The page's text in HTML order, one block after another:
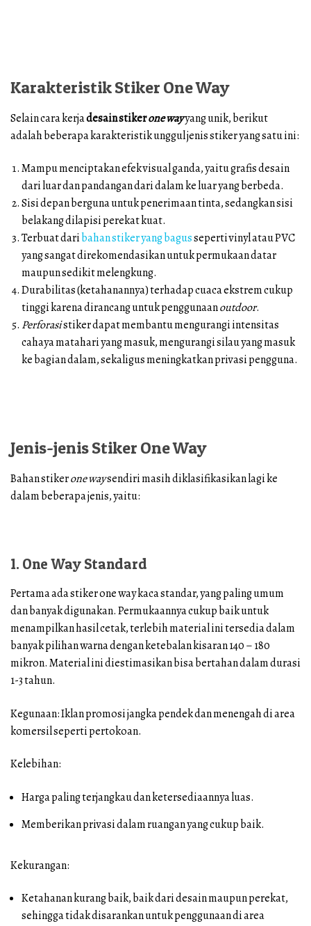
Karakteristik Stiker One Way
Selain cara kerjadesain stikerone wayyang unik, berikut
adalah beberapa karakteristik unggul jenis stiker yang satu ini:
Mampu menciptakan efek visual ganda, yaitu grafis desain
dari luar dan pandangan dari dalam ke luar yang berbeda.
Sisi depan berguna untuk penerimaan tinta, sedangkan sisi
belakang dilapisi perekat kuat.
Terbuat daribahan stiker yang bagusseperti vinyl atau PVC
yang sangat direkomendasikan untuk permukaan datar
maupun sedikit melengkung.
Durabilitas (ketahanannya) terhadap cuaca ekstrem cukup
tinggi karena dirancang untuk penggunaanoutdoor.
Perforasistiker dapat membantu mengurangi intensitas
cahaya matahari yang masuk, mengurangi silau yang masuk
ke bagian dalam, sekaligus meningkatkan privasi pengguna.
Jenis-jenis Stiker One Way
Bahan stikerone waysendiri masih diklasifikasikan lagi ke
dalam beberapa jenis, yaitu:
1. One Way Standard
Pertama ada stiker one way kaca standar, yang paling umum
dan banyak digunakan. Permukaannya cukup baik untuk
menampilkan hasil cetak, terlebih material ini tersedia dalam
banyak pilihan warna dengan ketebalan kisaran 140 – 180
mikron. Material ini diestimasikan bisa bertahan dalam durasi
1-3 tahun.
Kegunaan: Iklan promosi jangka pendek dan menengah di area
komersil seperti pertokoan.
Kelebihan:
Harga paling terjangkau dan ketersediaannya luas.
Memberikan privasi dalam ruangan yang cukup baik.
Kekurangan:
Ketahanan kurang baik, baik dari desain maupun perekat,
sehingga tidak disarankan untuk penggunaan di area